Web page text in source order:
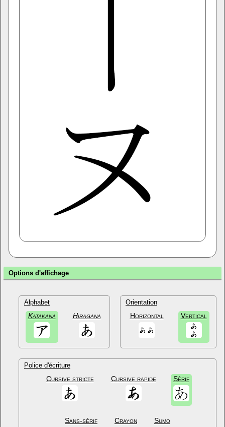
Options d'affichage
Alphabet
Katakana Hiragana
Orientation
Horizontal Vertical
Police d'écriture
Cursive stricte Cursive rapide Sérif
Sans-sérif Crayon Sumo